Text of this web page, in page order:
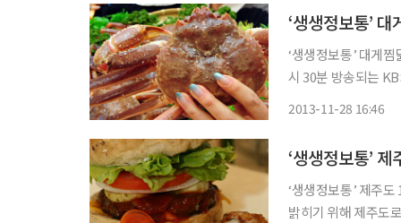
‘생생정보통’
‘생생정보통’ 대게찜닭
시 30분 방송되는
2013-11-28 16:46
‘생생정보통’
‘생생정보통’ 제주도 19단 햄버거 “진짜
밝히기 위해 제주도로 떠난다. 28일 오후 6시 30분 방송되는